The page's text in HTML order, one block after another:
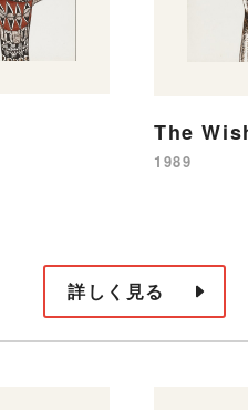
The
1989
詳しく見る